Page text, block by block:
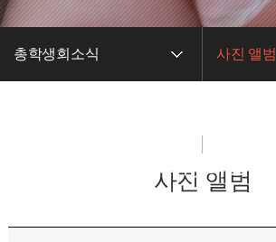
총학생회소식 사진 앨범
총학생회소식
사진 앨범